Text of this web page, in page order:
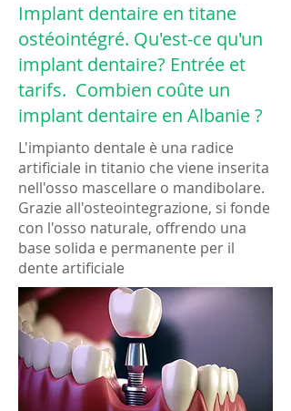
Implant dentaire en titane
ostéointégré. Qu'est-ce qu'un
implant dentaire? Entrée et
tarifs. Combien coûte un
implant dentaire en Albanie ?
L'impianto dentale è una radice
artificiale in titanio che viene inserita
nell'osso mascellare o mandibolare.
Grazie all'osteointegrazione, si fonde
con l'osso naturale, offrendo una
base solida e permanente per il
dente artificiale